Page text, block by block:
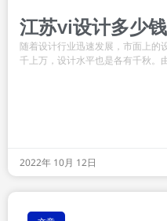
江苏vi设计多少
随着设计行业迅速发展，市面上的
千上万，设计水平也是各有千秋。
2022年 10月 12日